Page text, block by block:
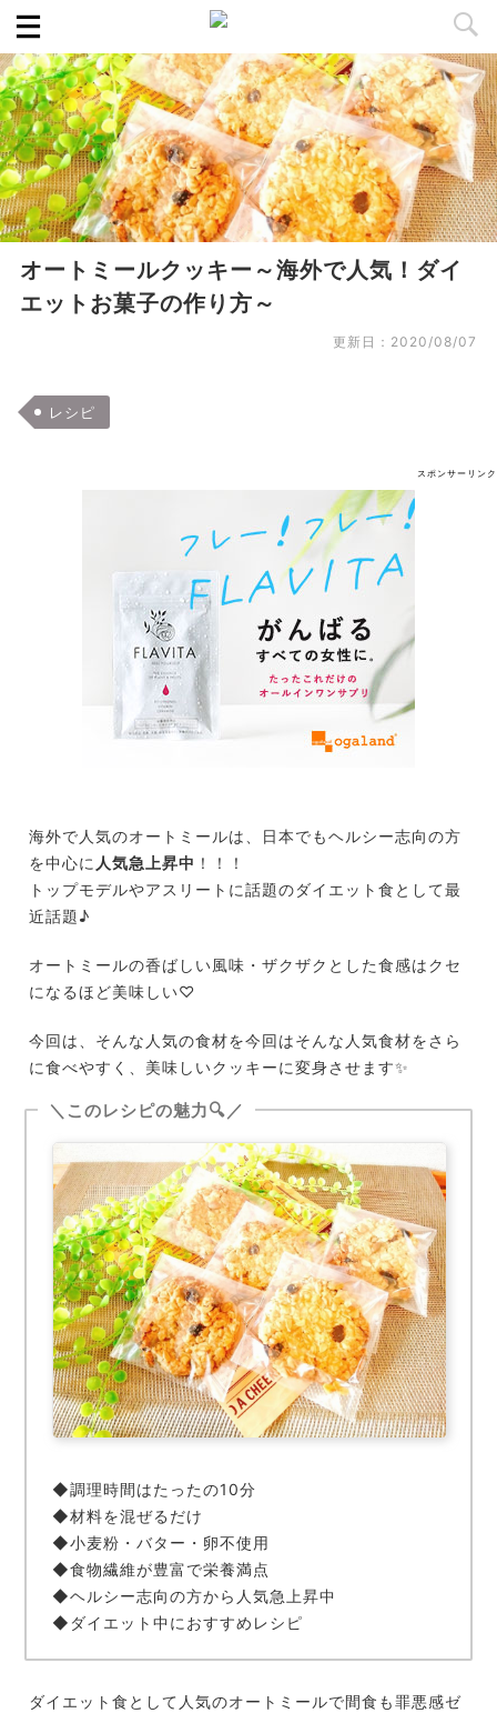
オートミールクッキー～海外で人気！ダイ
エットお菓子の作り方～
更新日： 2020/08/07
レシピ
スポンサーリンク
海外で人気のオートミールは、日本でもヘルシー志向の方
を中心に 人気急上昇中 ！！！
トップモデルやアスリートに話題のダイエット食として最
近話題♪
オートミールの香ばしい風味・ザクザクとした食感はクセ
になるほど美味しい♡
今回は、そんな人気の食材を今回はそんな人気食材をさら
に食べやすく、美味しいクッキーに変身させます✨
＼このレシピの魅力🔍／
◆調理時間はたったの10分
◆材料を混ぜるだけ
◆小麦粉・バター・卵不使用
◆食物繊維が豊富で栄養満点
◆ヘルシー志向の方から人気急上昇中
◆ダイエット中におすすめレシピ
ダイエット食として人気のオートミールで間食も罪悪感ゼ